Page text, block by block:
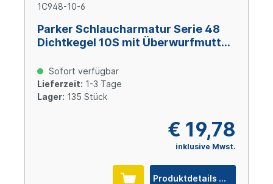
1C948-10-6
Parker Schlaucharmatur Serie 48
Dichtkegel 10S mit Überwurfmutter
Stahl verzinkt Cr(VI)-frei
Sofort verfügbar
Lieferzeit: 1-3 Tage
Lager: 135 Stück
€ 19,78
inklusive Mwst.
Produktdetails